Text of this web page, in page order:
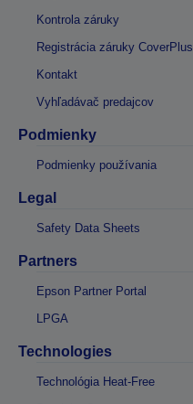
Kontrola záruky
Registrácia záruky CoverPlus
Kontakt
Vyhľadávač predajcov
Podmienky
Podmienky používania
Legal
Safety Data Sheets
Partners
Epson Partner Portal
LPGA
Technologies
Technológia Heat-Free